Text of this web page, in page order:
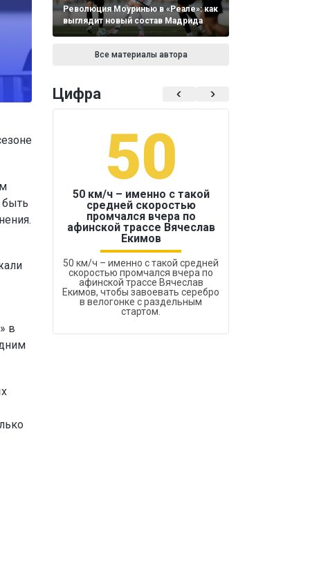
быть
в
Революция Моуринью в «Реале»: как
выглядит новый состав Мадрида
Все материалы автора
Цифра
50
50 км/ч – именно с такой
средней скоростью
промчался вчера по
афинской трассе Вячеслав
Екимов
50 км/ч – именно с такой средней
скоростью промчался вчера по
афинской трассе Вячеслав
Екимов, чтобы завоевать серебро
в велогонке с раздельным
стартом.